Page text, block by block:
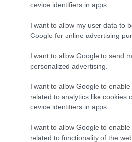
device identifiers in apps.
I want to allow my user data to
Google for online advertising
I want to allow Google to send
personalized advertising.
I want to allow Google to enable
related to analytics like cookies
device identifiers in apps.
I want to allow Google to enable
related to functionality of the